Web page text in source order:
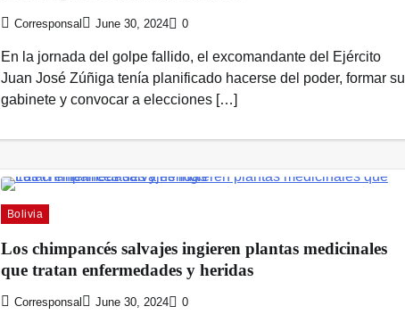
Corresponsal June 30, 2024 0
En la jornada del golpe fallido, el excomandante del Ejército
Juan José Zúñiga tenía planificado hacerse del poder, formar su
gabinete y convocar a elecciones […]
Bolivia
Los chimpancés salvajes ingieren plantas medicinales
que tratan enfermedades y heridas
Corresponsal June 30, 2024 0